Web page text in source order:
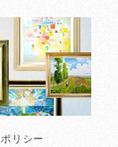
リシー